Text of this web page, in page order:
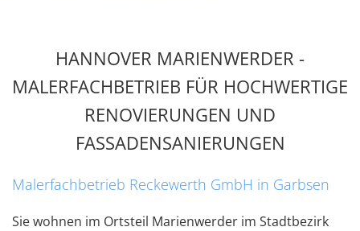
HANNOVER MARIENWERDER -
MALERFACHBETRIEB FÜR HOCHWERTIGE
RENOVIERUNGEN UND
FASSADENSANIERUNGEN
Malerfachbetrieb Reckewerth GmbH in Garbsen
Sie wohnen im Ortsteil Marienwerder im Stadtbezirk